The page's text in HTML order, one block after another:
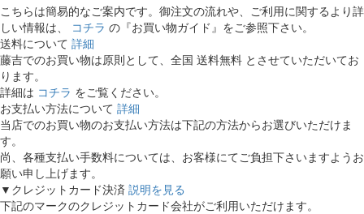
こちらは簡易的なご案内です。御注文の流れや、ご利用に関するより詳
しい情報は、 コチラ の『お買い物ガイド』をご参照下さい。
送料について 詳細
藤吉でのお買い物は原則として、全国 送料無料 とさせていただいてお
ります。
詳細は コチラ をご覧ください。
お支払い方法について 詳細
当店でのお買い物のお支払い方法は下記の方法からお選びいただけま
す。
尚、各種支払い手数料については、お客様にてご負担下さいますようお
願い申し上げます。
▼クレジットカード決済 説明を見る
下記のマークのクレジットカード会社がご利用いただけます。